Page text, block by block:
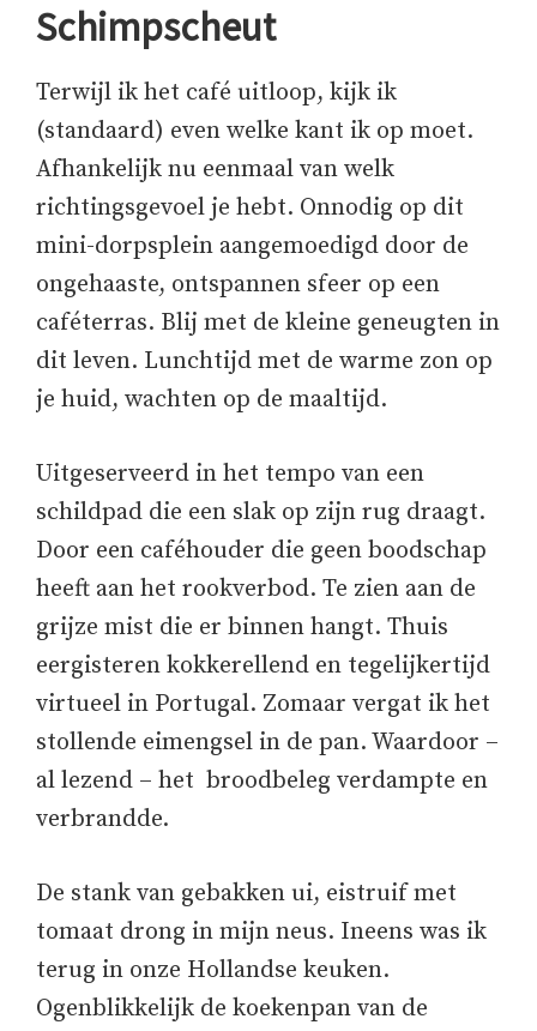
Schimpscheut
Terwijl ik het café uitloop, kijk ik
(standaard) even welke kant ik op moet.
Afhankelijk nu eenmaal van welk
richtingsgevoel je hebt. Onnodig op dit
mini-dorpsplein aangemoedigd door de
ongehaaste, ontspannen sfeer op een
caféterras. Blij met de kleine geneugten in
dit leven. Lunchtijd met de warme zon op
je huid, wachten op de maaltijd.
Uitgeserveerd in het tempo van een
schildpad die een slak op zijn rug draagt.
Door een caféhouder die geen boodschap
heeft aan het rookverbod. Te zien aan de
grijze mist die er binnen hangt. Thuis
eergisteren kokkerellend en tegelijkertijd
virtueel in Portugal. Zomaar vergat ik het
stollende eimengsel in de pan. Waardoor –
al lezend – het broodbeleg verdampte en
verbrandde.
De stank van gebakken ui, eistruif met
tomaat drong in mijn neus. Ineens was ik
terug in onze Hollandse keuken.
Ogenblikkelijk de koekenpan van de